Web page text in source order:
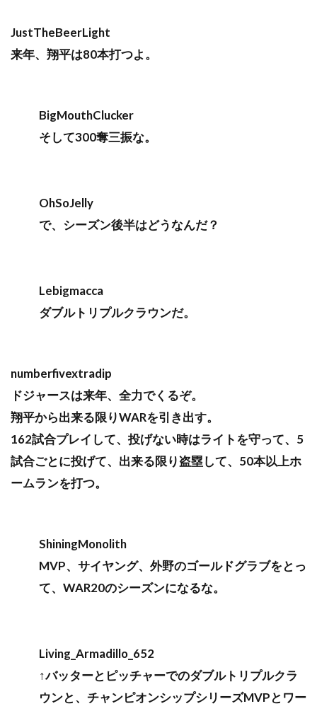
JustTheBeerLight
来年、翔平は80本打つよ。
BigMouthClucker
そして300奪三振な。
OhSoJelly
で、シーズン後半はどうなんだ？
Lebigmacca
ダブルトリプルクラウンだ。
numberfivextradip
ドジャースは来年、全力でくるぞ。
翔平から出来る限りWARを引き出す。
162試合プレイして、投げない時はライトを守って、5
試合ごとに投げて、出来る限り盗塁して、50本以上ホ
ームランを打つ。
ShiningMonolith
MVP、サイヤング、外野のゴールドグラブをとっ
て、WAR20のシーズンになるな。
Living_Armadillo_652
↑バッターとピッチャーでのダブルトリプルクラ
ウンと、チャンピオンシップシリーズMVPとワー